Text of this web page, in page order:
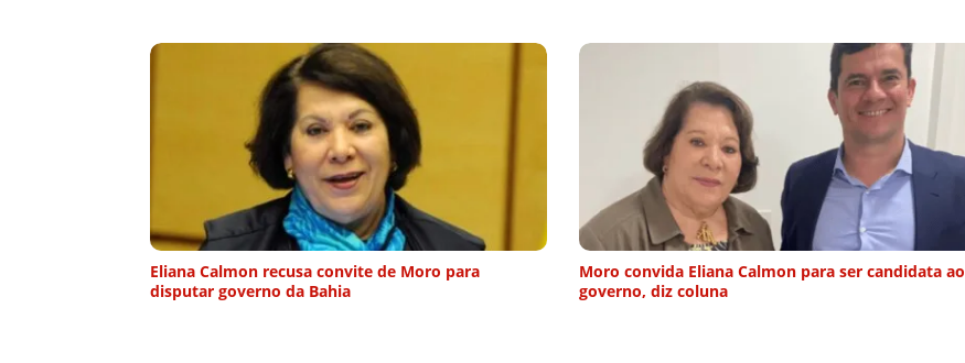
Eliana Calmon recusa convite de Moro para
disputar governo da Bahia
Moro convida Eliana Calmon para ser candidata ao
governo, diz coluna